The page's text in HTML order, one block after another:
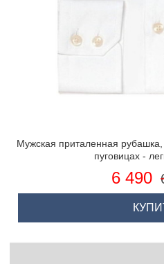
Мужская приталенная
пуговицах -
6 490